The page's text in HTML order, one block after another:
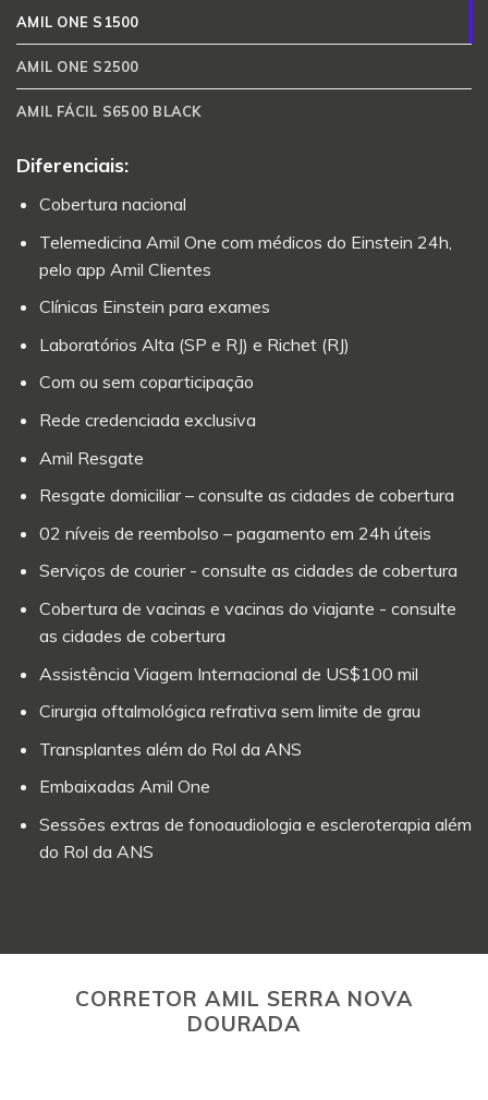
AMIL ONE S1500
AMIL ONE S2500
AMIL FÁCIL S6500 BLACK
Diferenciais:
Cobertura nacional
Telemedicina Amil One com médicos do Einstein 24h,
pelo app Amil Clientes
Clínicas Einstein para exames
Laboratórios Alta (SP e RJ) e Richet (RJ)
Com ou sem coparticipação
Rede credenciada exclusiva
Amil Resgate
Resgate domiciliar – consulte as cidades de cobertura
02 níveis de reembolso – pagamento em 24h úteis
Serviços de courier - consulte as cidades de cobertura
Cobertura de vacinas e vacinas do viajante - consulte
as cidades de cobertura
Assistência Viagem Internacional de US$100 mil
Cirurgia oftalmológica refrativa sem limite de grau
Transplantes além do Rol da ANS
Embaixadas Amil One
Sessões extras de fonoaudiologia e escleroterapia além
do Rol da ANS
CORRETOR AMIL SERRA NOVA
DOURADA